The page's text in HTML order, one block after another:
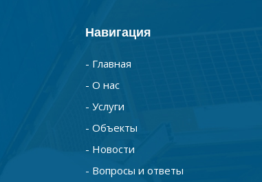
Навигация
- Главная
- О нас
- Услуги
- Объекты
- Новости
- Вопросы и ответы